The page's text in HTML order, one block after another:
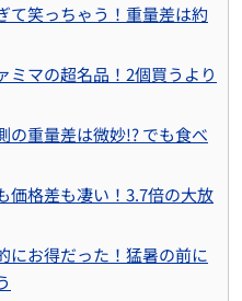
て笑っちゃう！重量差は約
ミマの超名品！2個買うより
の重量差は微妙!? でも食べ
価格差も凄い！3.7倍の大放
にお得だった！猛暑の前に